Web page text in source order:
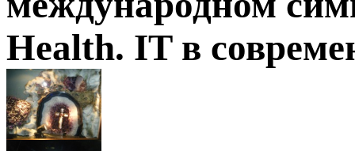
Health. IT в